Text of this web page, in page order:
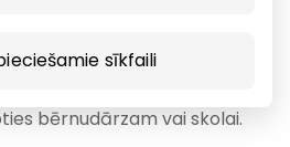
sīkfaili
jau iepriekšējā vakarā, lai
bērnudārzam vai skolai.